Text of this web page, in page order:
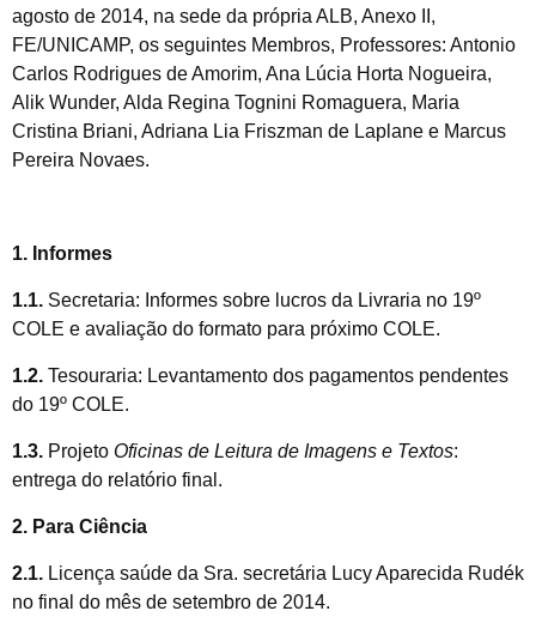
agosto de 2014, na sede da própria ALB, Anexo II,
FE/UNICAMP, os seguintes Membros, Professores: Antonio
Carlos Rodrigues de Amorim, Ana Lúcia Horta Nogueira,
Alik Wunder, Alda Regina Tognini Romaguera, Maria
Cristina Briani, Adriana Lia Friszman de Laplane e Marcus
Pereira Novaes.
1. Informes
1.1. Secretaria: Informes sobre lucros da Livraria no 19º
COLE e avaliação do formato para próximo COLE.
1.2. Tesouraria: Levantamento dos pagamentos pendentes
do 19º COLE.
1.3. Projeto Oficinas de Leitura de Imagens e Textos:
entrega do relatório final.
2. Para Ciência
2.1. Licença saúde da Sra. secretária Lucy Aparecida Rudék
no final do mês de setembro de 2014.